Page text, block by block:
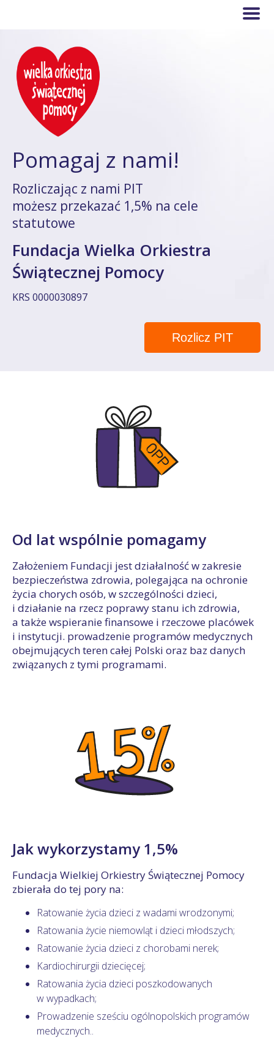
Pomagaj z nami!
Rozliczając z nami PIT
możesz przekazać 1,5% na cele
statutowe
Fundacja Wielka Orkiestra
Świątecznej Pomocy
KRS 0000030897
Rozlicz PIT
Od lat wspólnie pomagamy
Założeniem Fundacji jest działalność w zakresie
bezpieczeństwa zdrowia, polegająca na ochronie
życia chorych osób, w szczególności dzieci,
i działanie na rzecz poprawy stanu ich zdrowia,
a także wspieranie finansowe i rzeczowe placówek
i instytucji. prowadzenie programów medycznych
obejmujących teren całej Polski oraz baz danych
związanych z tymi programami.
Jak wykorzystamy 1,5%
Fundacja Wielkiej Orkiestry Świątecznej Pomocy
zbierała do tej pory na:
Ratowanie życia dzieci z wadami wrodzonymi;
Ratowania życie niemowląt i dzieci młodszych;
Ratowanie życia dzieci z chorobami nerek;
Kardiochirurgii dziecięcej;
Ratowania życia dzieci poszkodowanych
w wypadkach;
Prowadzenie sześciu ogólnopolskich programów
medycznych..